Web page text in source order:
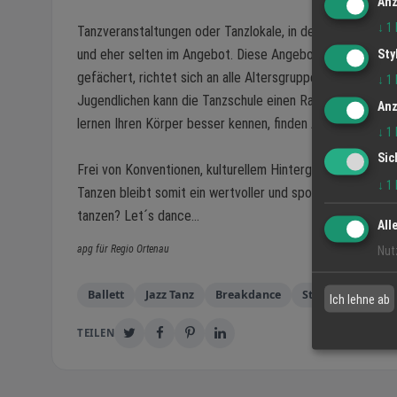
Tanzveranstaltungen oder Tanzlokale, in denen das
und eher selten im Angebot. Diese Angebotslücke
gefächert, richtet sich an alle Altersgruppen und bieten
Jugendlichen kann die Tanzschule einen Raum der
lernen Ihren Körper besser kennen, finden Anerkennung
Frei von Konventionen, kulturellem Hintergrund oder
Tanzen bleibt somit ein wertvoller und sportlicher
tanzen? Let´s dance...
apg für Regio Ortenau
Ballett Jazz Tanz Breakdance Stepptanz
TEILEN
↓ 1
↓ 1
↓ 1
↓ 1
Ich lehne ab